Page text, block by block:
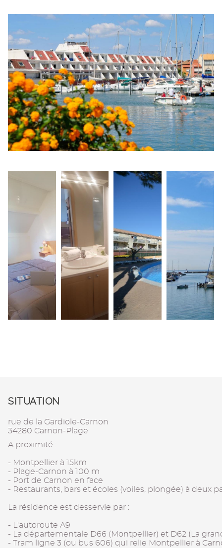
SITUATION
rue de la Gardiole-Carnon
34280 Carnon-Plage
A proximité :
- Montpellier à 15km
- Plage-Carnon à 100 m
- Port de Carnon en face
- Restaurants, bars et écoles (voiles, plongée) à deux
La résidence est desservie par :
- L'autoroute A9
- La départementale D66 (Montpellier) et D62 (La
- Tram ligne 3 (ou bus 606) qui relie Montpellier à